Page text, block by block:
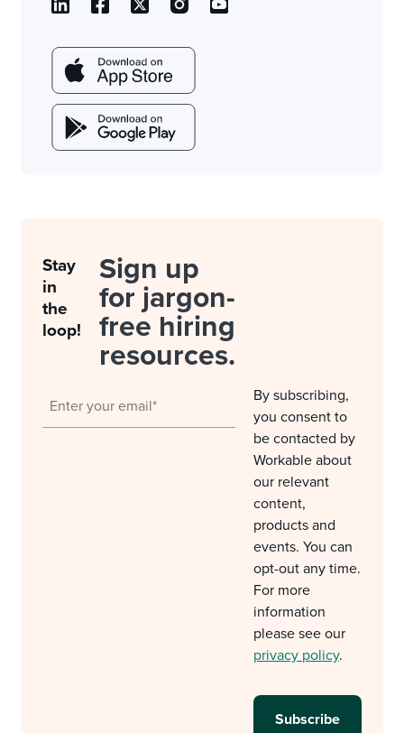
Stay
in
the
loop!
Sign up
for jargon-
free hiring
resources.
By subscribing,
you consent to
be contacted by
Workable about
our relevant
content,
products and
events. You can
opt-out any time.
For more
information
please see our
privacy policy.